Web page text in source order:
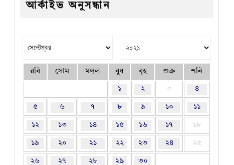
আর্কাইভ অনুসন্ধান
রবি সোম মঙ্গল বুধ বৃহ শুক্র শনি
১ ২ ৩ ৪
৫ ৬ ৭ ৮ ৯ ১০ ১১
১২ ১৩ ১৪ ১৫ ১৬ ১৭ ১৮
১৯ ২০ ২১ ২২ ২৩ ২৪ ২৫
২৬ ২৭ ২৮ ২৯ ৩০